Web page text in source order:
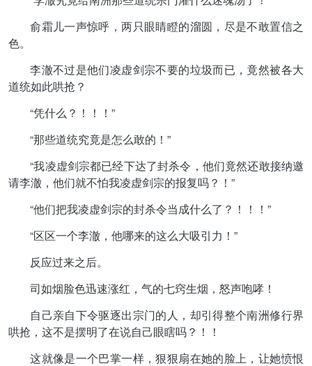
俞霜儿一声惊呼，两只眼睛瞪的溜圆，尽是不敢置信之
色。
李澈不过是他们凌虚剑宗不要的垃圾而已，竟然被各大
道统如此哄抢？
“凭什么？！！！”
“那些道统究竟是怎么敢的！”
“我凌虚剑宗都已经下达了封杀令，他们竟然还敢接纳邀
请李澈，他们就不怕我凌虚剑宗的报复吗？！”
“他们把我凌虚剑宗的封杀令当成什么了？！！！”
“区区一个李澈，他哪来的这么大吸引力！”
反应过来之后。
司如烟脸色迅速涨红，气的七窍生烟，怒声咆哮！
自己亲自下令驱逐出宗门的人，却引得整个南洲修行界
哄抢，这不是摆明了在说自己眼瞎吗？！！
这就像是一个巴掌一样，狠狠扇在她的脸上，让她愤恨